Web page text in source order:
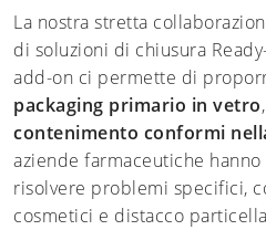
La nostra stretta
di soluzioni di chiusura
add-on ci permette di
packaging primario in vetro
contenimento conformi
aziende farmaceutiche
risolvere problemi specifici,
cosmetici e distacco